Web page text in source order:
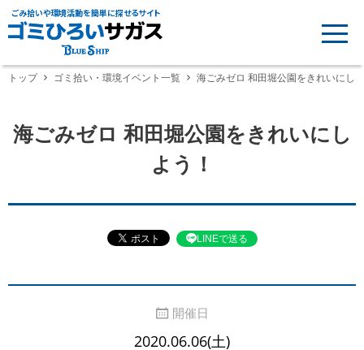
ごみ拾いや環境活動を簡単に探せるサイト
トップ ゴミ拾い・環境イベント一覧 海ごみゼロ 和田堀公園をきれいにし
海ごみゼロ 和田堀公園をきれいにし
よう！
LINEで送る
開催日
2020.06.06(土)